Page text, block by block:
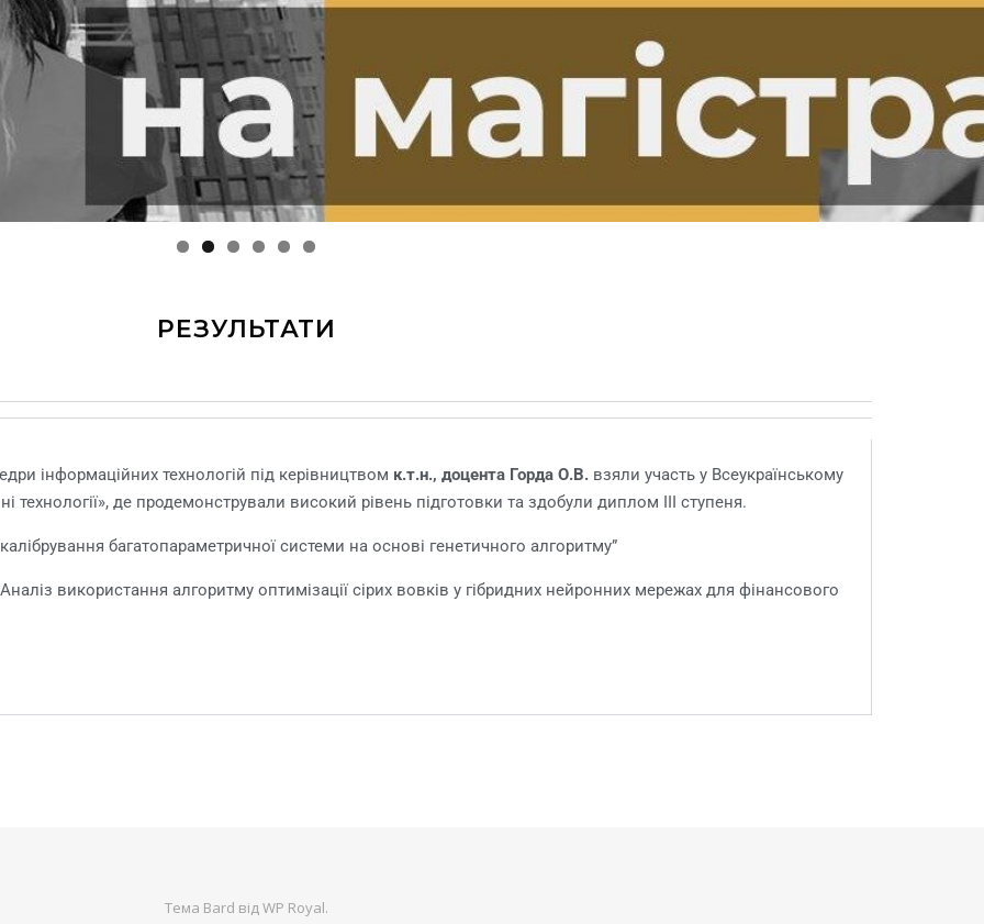
РЕЗУЛЬТАТИ
інформаційних технологій під керівництвом к.т.н., доцента Горда О.В. взяли участь у Всеукраїнському
технології», де продемонстрували високий рівень підготовки та здобули диплом ІІІ ступеня.
багатопараметричної системи на основі генетичного алгоритму”
використання алгоритму оптимізації сірих вовків у гібридних нейронних мережах для фінансового
Тема Bard відWP Royal.